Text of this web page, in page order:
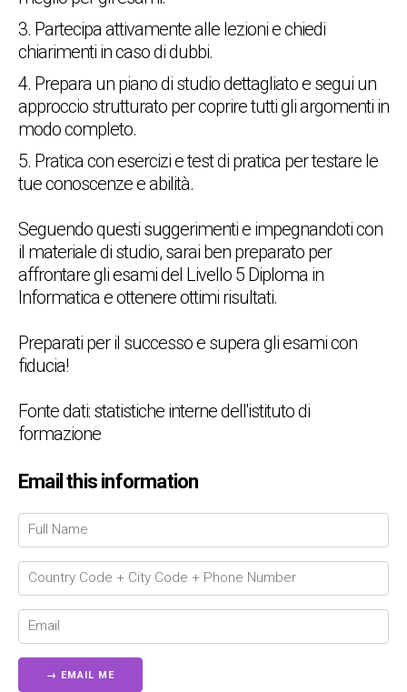
Partecipa attivamente alle lezioni e chiedi
chiarimenti in caso di dubbi.
Prepara un piano di studio dettagliato e segui un
approccio strutturato per coprire tutti gli argomenti in
modo completo.
Pratica con esercizi e test di pratica per testare le
tue conoscenze e abilità.
Seguendo questi suggerimenti e impegnandoti con
il materiale di studio, sarai ben preparato per
affrontare gli esami del Livello 5 Diploma in
Informatica e ottenere ottimi risultati.
Preparati per il successo e supera gli esami con
fiducia!
Fonte dati: statistiche interne dell'istituto di
formazione
Email this information
💬